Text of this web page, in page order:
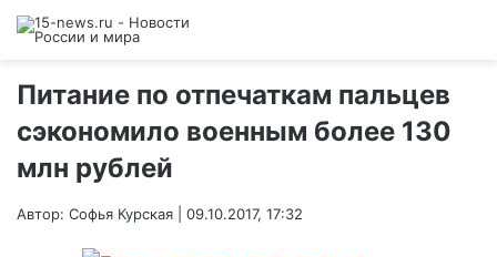
Питание по отпечаткам пальцев
сэкономило военным более 130
млн рублей
Автор: Софья Курская | 09.10.2017, 17:32